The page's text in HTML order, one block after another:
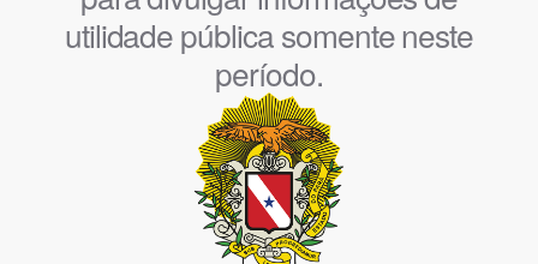
utilidade pública somente neste
período.